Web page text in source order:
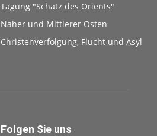
Tagung "Schatz des Orients"
Naher und Mittlerer Osten
Christenverfolgung, Flucht und Asyl
Folgen Sie uns